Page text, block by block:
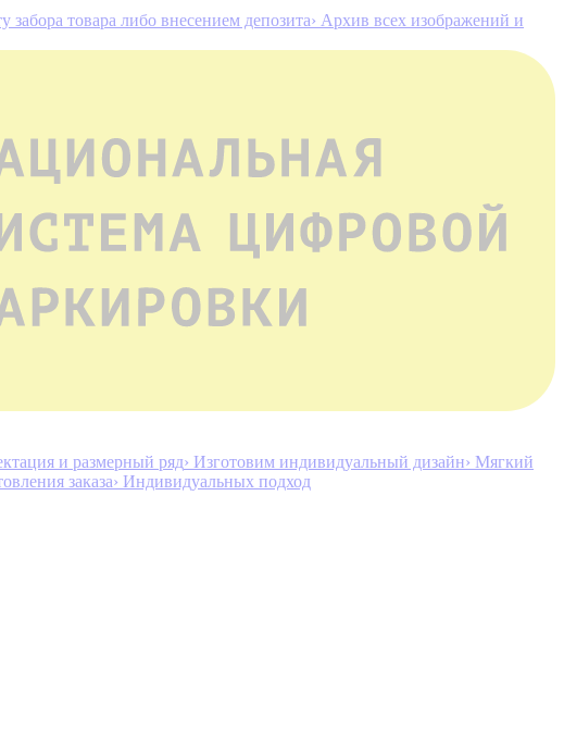
забора товара либо внесением депозита› Архив всех изображений и
и размерный ряд› Изготовим индивидуальный дизайн› Мягкий
заказа› Индивидуальных подход